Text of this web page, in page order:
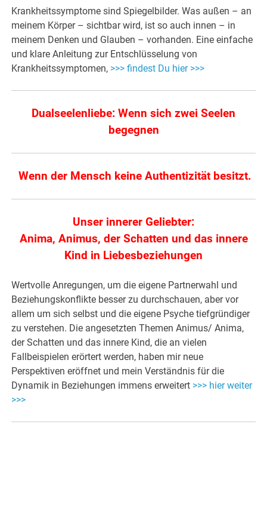
Krankheitssymptome sind Spiegelbilder. Was außen – an
meinem Körper – sichtbar wird, ist so auch innen – in
meinem Denken und Glauben – vorhanden. Eine einfache
und klare Anleitung zur Entschlüsselung von
Krankheitssymptomen, >>> findest Du hier >>>
Dualseelenliebe: Wenn sich zwei Seelen
begegnen
Wenn der Mensch keine Authentizität besitzt.
Unser innerer Geliebter:
Anima, Animus, der Schatten und das innere
Kind in Liebesbeziehungen
Wertvolle Anregungen, um die eigene Partnerwahl und
Beziehungskonflikte besser zu durchschauen, aber vor
allem um sich selbst und die eigene Psyche tiefgründiger
zu verstehen. Die angesetzten Themen Animus/ Anima,
der Schatten und das innere Kind, die an vielen
Fallbeispielen erörtert werden, haben mir neue
Perspektiven eröffnet und mein Verständnis für die
Dynamik in Beziehungen immens erweitert >>> hier weiter
>>>